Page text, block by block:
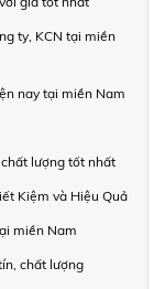
ty, KCN tại miền
nay tại miền Nam
lượng tốt nhất
Kiệm và Hiệu Quả
miền Nam
chất lượng